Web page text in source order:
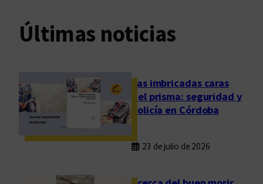
Últimas noticias
Las imbricadas caras
del prisma: seguridad y
policía en Córdoba
23 de julio de 2026